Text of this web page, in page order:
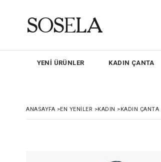
YENİ ÜRÜNLER KADIN ÇANTA
ANASAYFA >EN YENILER >KADIN >KADIN ÇANTA